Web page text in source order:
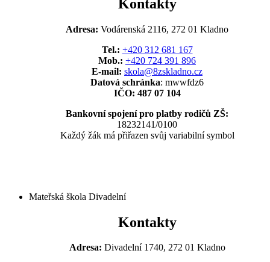
Kontakty
Adresa: Vodárenská 2116, 272 01 Kladno
Tel.: +420 312 681 167
Mob.: +420 724 391 896
E-mail: skola@8zskladno.cz
Datová schránka: mwwfdz6
IČO: 487 07 104
Bankovní spojení pro platby rodičů ZŠ:
18232141/0100
Každý žák má přiřazen svůj variabilní symbol
Mateřská škola Divadelní
Kontakty
Adresa: Divadelní 1740, 272 01 Kladno